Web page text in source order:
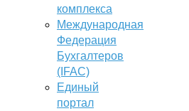
комплекса
Международная
Федерация
Бухгалтеров
(IFAC)
Единый
портал